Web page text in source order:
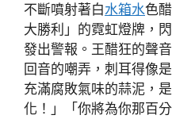
不斷噴射著白水箱水色
大勝利」的霓虹燈牌，
發出警報。王醋狂的聲
回音的嘲弄，刺耳得像
充滿腐敗氣味的蒜泥，
化！」「你將為你那百